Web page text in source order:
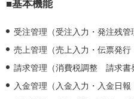
■基本機能
受注管理（受注入力・発注残管
売上管理（売上入力・伝票発行
請求管理（消費税調整 請求書
入金管理（入金入力・入金日